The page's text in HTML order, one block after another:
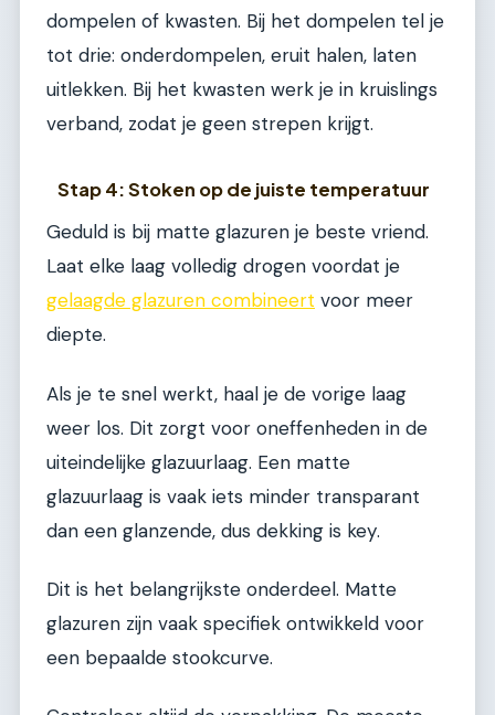
dompelen of kwasten. Bij het dompelen tel je
tot drie: onderdompelen, eruit halen, laten
uitlekken. Bij het kwasten werk je in kruislings
verband, zodat je geen strepen krijgt.
Stap 4: Stoken op de juiste temperatuur
Geduld is bij matte glazuren je beste vriend.
Laat elke laag volledig drogen voordat je
gelaagde glazuren combineert voor meer
diepte.
Als je te snel werkt, haal je de vorige laag
weer los. Dit zorgt voor oneffenheden in de
uiteindelijke glazuurlaag. Een matte
glazuurlaag is vaak iets minder transparant
dan een glanzende, dus dekking is key.
Dit is het belangrijkste onderdeel. Matte
glazuren zijn vaak specifiek ontwikkeld voor
een bepaalde stookcurve.